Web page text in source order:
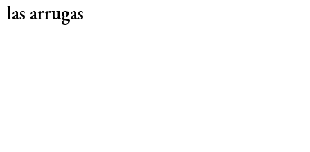
las arrugas